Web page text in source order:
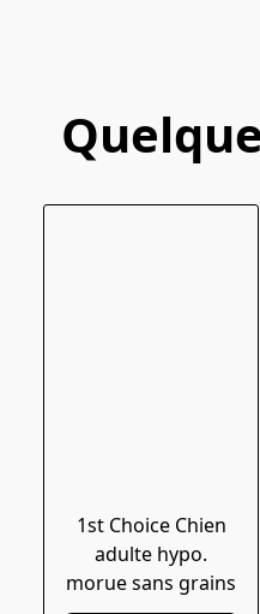
1st Choice Chien
adulte hypo.
morue sans grains